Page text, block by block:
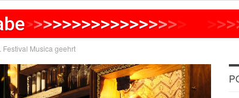
>>>>>>>>>>>>>>>> >>>
Musica geehrt